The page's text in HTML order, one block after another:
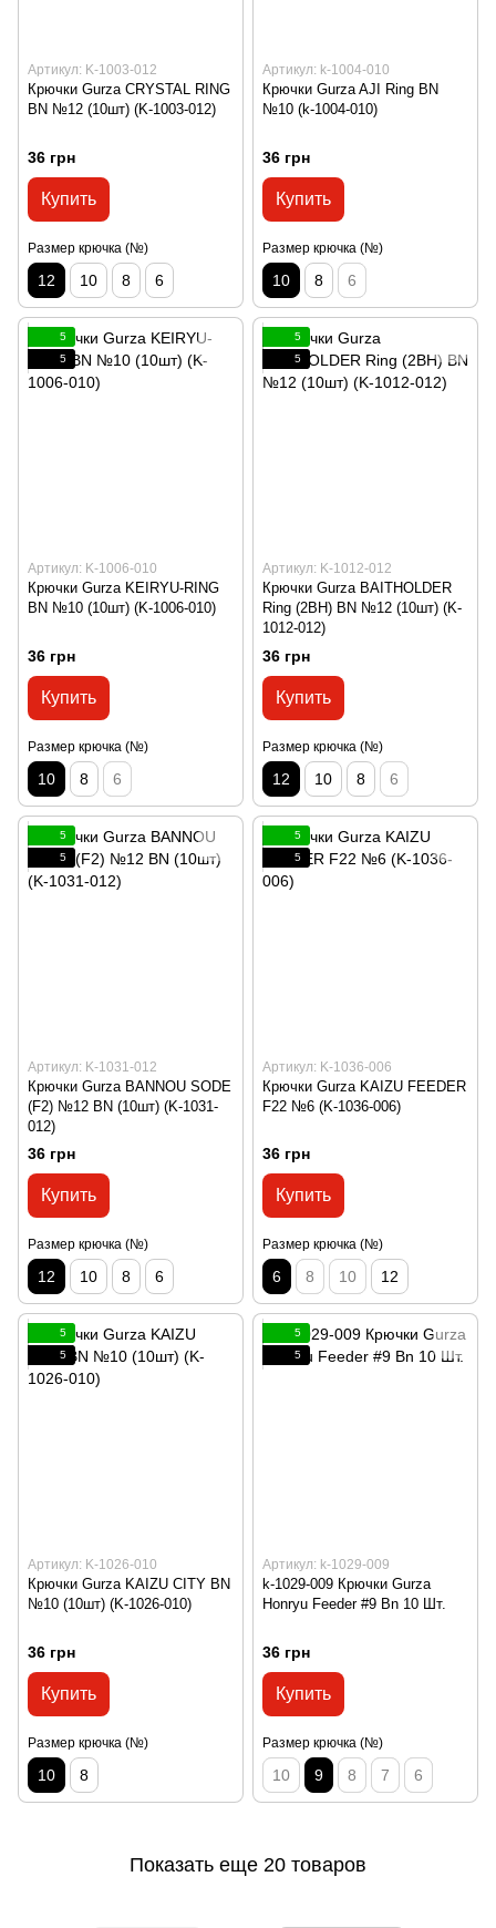
Артикул: K-1003-012
Крючки Gurza CRYSTAL RING
BN №12 (10шт) (K-1003-012)
36 грн
Купить
Размер крючка (№)
12 10 8 6
Артикул: k-1004-010
Крючки Gurza AJI Ring BN
№10 (k-1004-010)
36 грн
Купить
Размер крючка (№)
10 8 6
5
5
Артикул: K-1006-010
Крючки Gurza KEIRYU-RING
BN №10 (10шт) (K-1006-010)
36 грн
Купить
Размер крючка (№)
10 8 6
5
5
Артикул: K-1012-012
Крючки Gurza BAITHOLDER
Ring (2BH) BN №12 (10шт) (K-
1012-012)
36 грн
Купить
Размер крючка (№)
12 10 8 6
5
5
Артикул: K-1031-012
Крючки Gurza BANNOU SODE
(F2) №12 BN (10шт) (K-1031-
012)
36 грн
Купить
Размер крючка (№)
12 10 8 6
5
5
Артикул: K-1036-006
Крючки Gurza KAIZU FEEDER
F22 №6 (K-1036-006)
36 грн
Купить
Размер крючка (№)
6 8 10 12
5
5
Артикул: K-1026-010
Крючки Gurza KAIZU СITY BN
№10 (10шт) (K-1026-010)
36 грн
Купить
Размер крючка (№)
10 8
5
5
Артикул: k-1029-009
k-1029-009 Крючки Gurza
Honryu Feeder #9 Bn 10 Шт.
36 грн
Купить
Размер крючка (№)
10 9 8 7 6
Показать еще 20 товаров